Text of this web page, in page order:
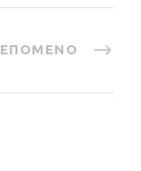
ΕΠΌΜΕΝΟ